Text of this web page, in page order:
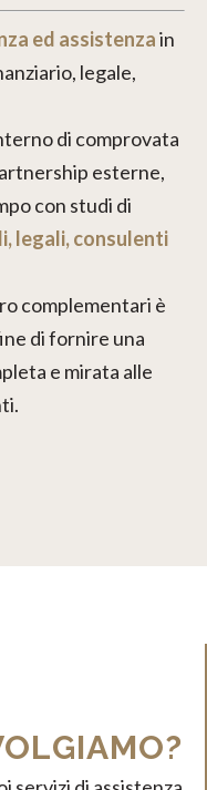
ed assistenzain
legale,
di comprovata
esterne,
con studi di
legali, consulenti
complementari è
di fornire una
e mirata alle